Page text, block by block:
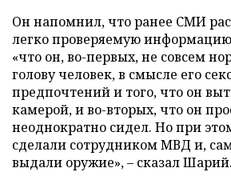
Он напомнил, что ранее СМИ
легко проверяемую
«что он, во-первых, не совсем
голову человек, в смысле его
предпочтений и того, что он
камерой, и во-вторых, что он
неоднократно сидел. Но при
сделали сотрудником МВД и,
выдали оружие», – сказал Шарий.